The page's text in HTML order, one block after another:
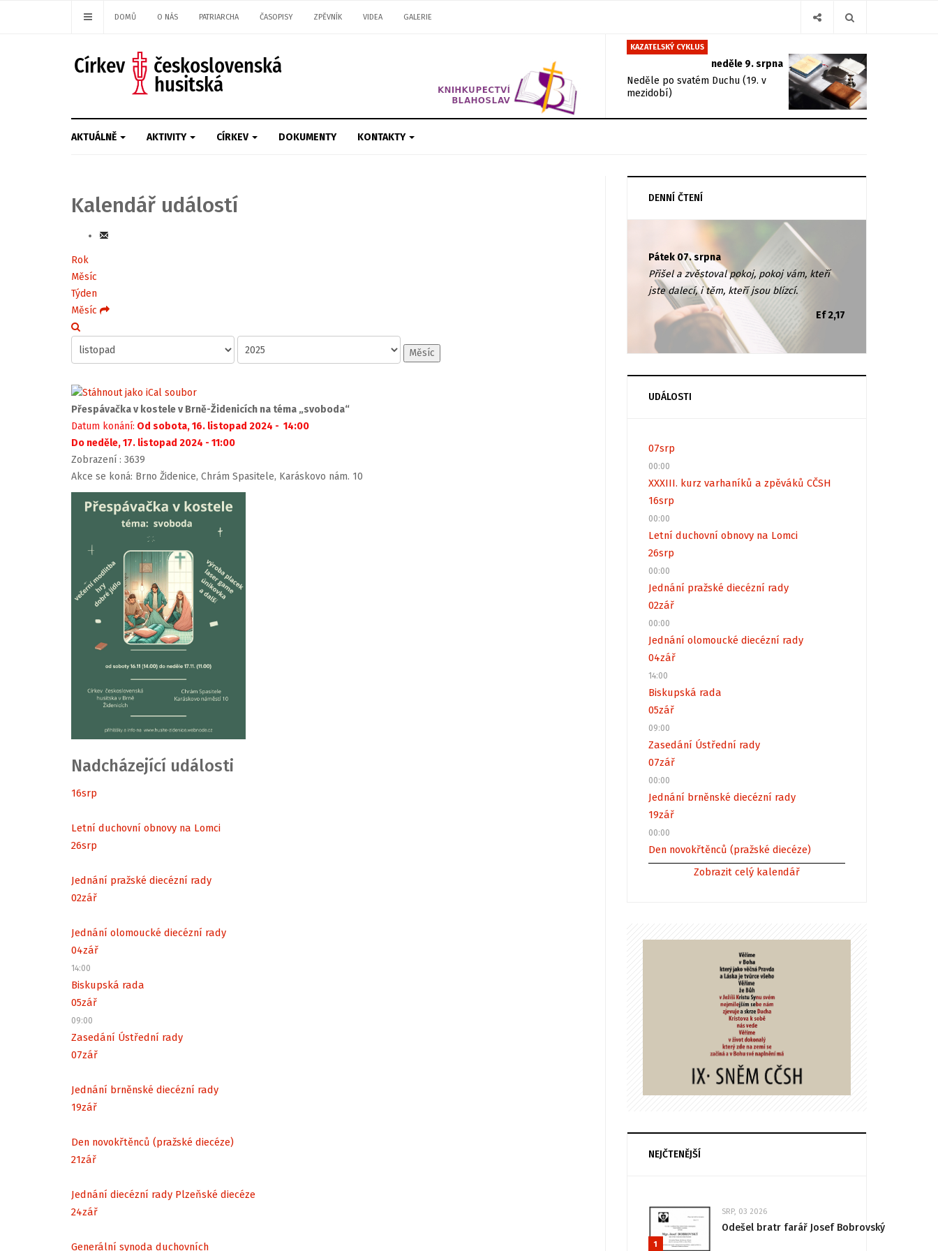
DOMŮ O NÁS PATRIARCHA ČASOPISY ZPĚVNÍK VIDEA GALERIE
KAZATELSKÝ CYKLUS
neděle 9. srpna
Neděle po svatém Duchu (19. v
mezidobí)
AKTUÁLNĚ AKTIVITY CÍRKEV DOKUMENTY KONTAKTY
Kalendář událostí
Rok
Měsíc
Týden
Měsíc
Měsíc
Přespávačka v kostele v Brně-Židenicích na téma „svoboda“
Datum konání: Od sobota, 16. listopad 2024 - 14:00
Do neděle, 17. listopad 2024 - 11:00
Zobrazení : 3639
Akce se koná: Brno Židenice, Chrám Spasitele, Karáskovo nám. 10
Nadcházející události
16srp
Letní duchovní obnovy na Lomci
26srp
Jednání pražské diecézní rady
02zář
Jednání olomoucké diecézní rady
04zář
14:00
Biskupská rada
05zář
09:00
Zasedání Ústřední rady
07zář
Jednání brněnské diecézní rady
19zář
Den novokřtěnců (pražské diecéze)
21zář
Jednání diecézní rady Plzeňské diecéze
24zář
Generální synoda duchovních
DENNÍ ČTENÍ
Pátek 07. srpna
Přišel a zvěstoval pokoj, pokoj vám, kteří
jste dalecí, i těm, kteří jsou blízcí.
Ef 2,17
UDÁLOSTI
07srp
00:00
XXXIII. kurz varhaníků a zpěváků CČSH
16srp
00:00
Letní duchovní obnovy na Lomci
26srp
00:00
Jednání pražské diecézní rady
02zář
00:00
Jednání olomoucké diecézní rady
04zář
14:00
Biskupská rada
05zář
09:00
Zasedání Ústřední rady
07zář
00:00
Jednání brněnské diecézní rady
19zář
00:00
Den novokřtěnců (pražské diecéze)
Zobrazit celý kalendář
NEJČTENĚJŠÍ
1
SRP, 03 2026
Odešel bratr farář Josef Bobrovský